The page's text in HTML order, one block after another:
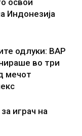
освои
Индонезија
одлуки: ВАР
во три
мечот
играч на